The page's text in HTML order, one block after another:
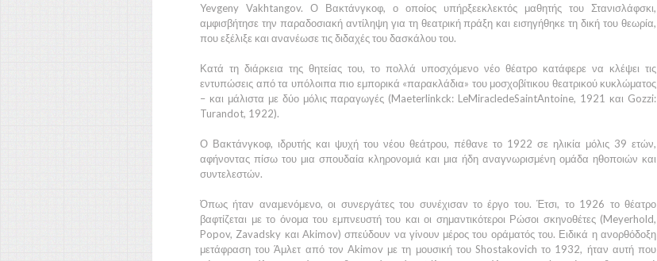
Yevgeny Vakhtangov. Ο Βακτάνγκοφ, ο οποίος υπήρξεεκλεκτός μαθητής του Στανισλάφσκι,
αμφισβήτησε την παραδοσιακή αντίληψη για τη θεατρική πράξη και εισηγήθηκε τη δική του θεωρία,
που εξέλιξε και ανανέωσε τις διδαχές του δασκάλου του.
Κατά τη διάρκεια της θητείας του, το πολλά υποσχόμενο νέο θέατρο κατάφερε να κλέψει τις
εντυπώσεις από τα υπόλοιπα πιο εμπορικά «παρακλάδια» του μοσχοβίτικου θεατρικού κυκλώματος
– και μάλιστα με δύο μόλις παραγωγές (Maeterlinkck: LeMiracledeSaintAntoine, 1921 και Gozzi:
Turandot, 1922).
Ο Βακτάνγκοφ, ιδρυτής και ψυχή του νέου θεάτρου, πέθανε το 1922 σε ηλικία μόλις 39 ετών,
αφήνοντας πίσω του μια σπουδαία κληρονομιά και μια ήδη αναγνωρισμένη ομάδα ηθοποιών και
συντελεστών.
Όπως ήταν αναμενόμενο, οι συνεργάτες του συνέχισαν το έργο του. Έτσι, το 1926 το θέατρο
βαφτίζεται με το όνομα του εμπνευστή του και οι σημαντικότεροι Ρώσοι σκηνοθέτες (Meyerhold,
Popov, Zavadsky και Akimov) σπεύδουν να γίνουν μέρος του οράματός του. Ειδικά η ανορθόδοξη
μετάφραση του Άμλετ από τον Akimov με τη μουσική του Shostakovich το 1932, ήταν αυτή που